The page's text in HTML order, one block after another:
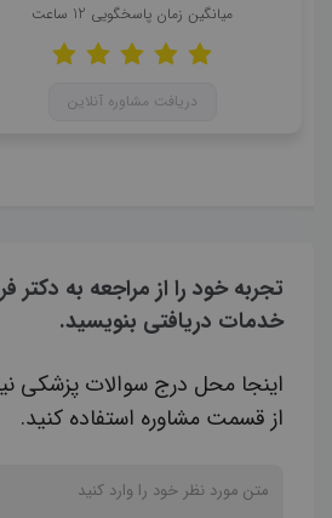
میانگین زمان پاسخگویی 12 ساعت
دریافت مشاوره آنلاین
تجربه خود را از مراجعه به دکتر
خدمات دریافتی بنویسید.
اینجا محل درج سوالات پزشکی
از قسمت مشاوره استفاده کنید.